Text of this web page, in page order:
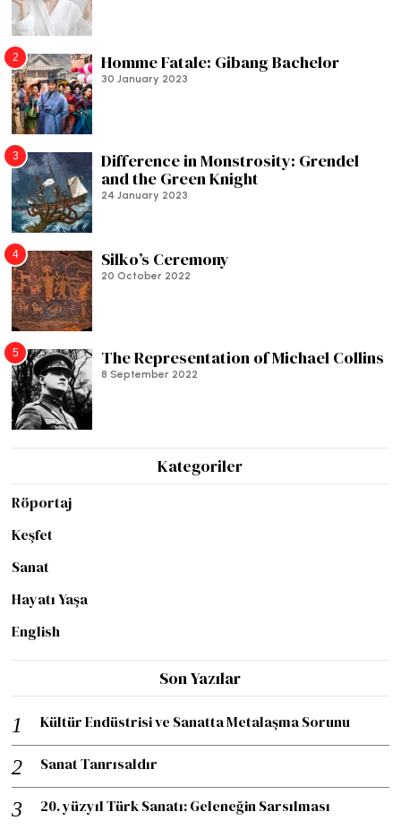
2 Homme Fatale: Gibang Bachelor
30 January 2023
3
Difference in Monstrosity: Grendel
and the Green Knight
24 January 2023
4 Silko’s Ceremony
20 October 2022
5 The Representation of Michael Collins
8 September 2022
Kategoriler
Röportaj
Keşfet
Sanat
Hayatı Yaşa
English
Son Yazılar
Kültür Endüstrisi ve Sanatta Metalaşma Sorunu
Sanat Tanrısaldır
20. yüzyıl Türk Sanatı: Geleneğin Sarsılması